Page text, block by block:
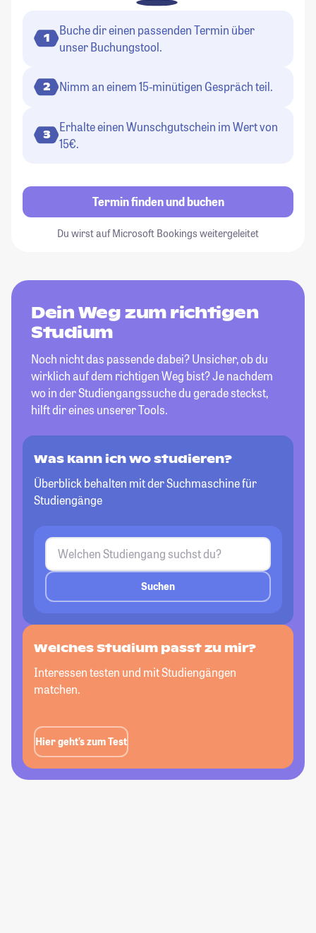
1
Buche dir einen passenden Termin über
unser Buchungstool.
2 Nimm an einem 15-minütigen Gespräch teil.
3
Erhalte einen Wunschgutschein im Wert von
15€.
Termin finden und buchen
Du wirst auf Microsoft Bookings weitergeleitet
Dein Weg zum richtigen
Studium
Noch nicht das passende dabei? Unsicher, ob du
wirklich auf dem richtigen Weg bist? Je nachdem
wo in der Studiengangssuche du gerade steckst,
hilft dir eines unserer Tools.
Was kann ich wo studieren?
Überblick behalten mit der Suchmaschine für
Studiengänge
Suchen
Welches Studium passt zu mir?
Interessen testen und mit Studiengängen
matchen.
Hier geht’s zum Test